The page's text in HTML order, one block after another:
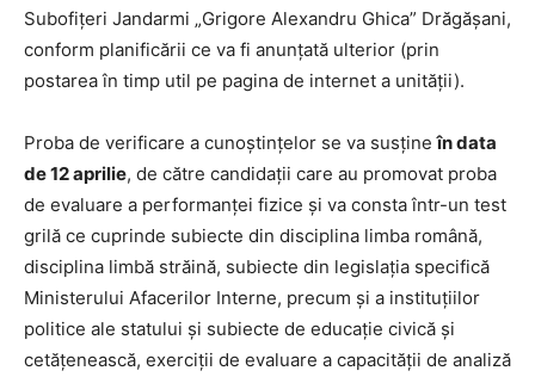
Subofițeri Jandarmi „Grigore Alexandru Ghica” Drăgășani,
conform planificării ce va fi anunțată ulterior (prin
postarea în timp util pe pagina de internet a unității).
Proba de verificare a cunoștințelor se va susțineîn data
de 12 aprilie, de către candidații care au promovat proba
de evaluare a performanței fizice şi va consta într-un test
grilă ce cuprinde subiecte din disciplina limba română,
disciplina limbă străină, subiecte din legislaţia specifică
Ministerului Afacerilor Interne, precum şi a instituţiilor
politice ale statului şi subiecte de educaţie civică şi
cetăţenească, exerciţii de evaluare a capacităţii de analiză